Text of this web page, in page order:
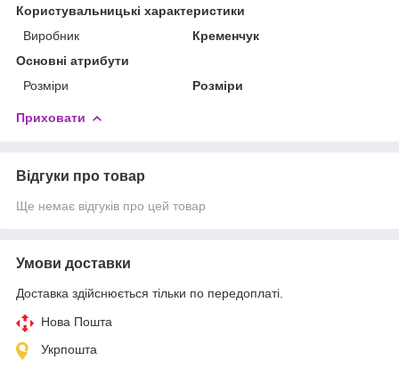
Користувальницькі характеристики
Виробник
Кременчук
Основні атрибути
Розміри
Розміри
Приховати
Відгуки про товар
Ще немає відгуків про цей товар
Умови доставки
Доставка здійснюється тільки по передоплаті.
Нова Пошта
Укрпошта